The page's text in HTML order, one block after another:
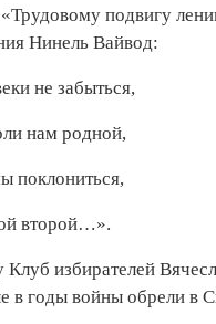
подвигу
Нинель Вайвод:
не забыться,
нам родной,
поклониться,
второй…».
избирателей
в годы войны обрели